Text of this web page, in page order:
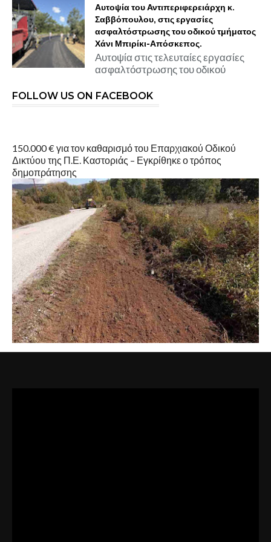
Αυτοψία του Αντιπεριφερειάρχη κ.
Σαββόπουλου, στις εργασίες
ασφαλτόστρωσης του οδικού τμήματος
Χάνι Μπιρίκι-Απόσκεπος.
Αυτοψία στις τελευταίες εργασίες
ασφαλτόστρωσης του οδικού
FOLLOW US ON FACEBOOK
150.000 € για τον καθαρισμό του Επαρχιακού Οδικού
Δικτύου της Π.Ε. Καστοριάς – Εγκρίθηκε ο τρόπος
δημοπράτησης